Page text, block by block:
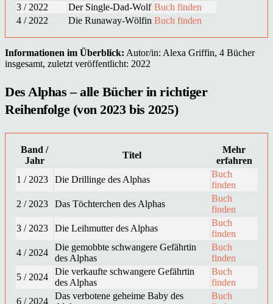
3 / 2022
Der Single-Dad-Wolf Buch finden
4 / 2022
Die Runaway-Wölfin Buch finden
Informationen im Überblick: Autor/in: Alexa Griffin, 4 Bücher
insgesamt, zuletzt veröffentlicht: 2022
Des Alphas – alle Bücher in richtiger
Reihenfolge (von 2023 bis 2025)
Band /
Jahr
Titel
Mehr
erfahren
1 / 2023
Die Drillinge des Alphas
Buch
finden
2 / 2023
Das Töchterchen des Alphas
Buch
finden
3 / 2023
Die Leihmutter des Alphas
Buch
finden
4 / 2024
Die gemobbte schwangere Gefährtin
des Alphas
Buch
finden
5 / 2024
Die verkaufte schwangere Gefährtin
des Alphas
Buch
finden
6 / 2024
Das verbotene geheime Baby des
Buch